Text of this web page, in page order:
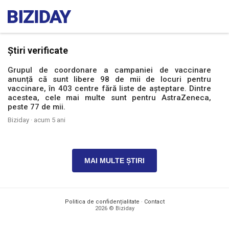
Știri verificate
Grupul de coordonare a campaniei de vaccinare
anunță că sunt libere 98 de mii de locuri pentru
vaccinare, în 403 centre fără liste de așteptare. Dintre
acestea, cele mai multe sunt pentru AstraZeneca,
peste 77 de mii.
Biziday · acum 5 ani
MAI MULTE ȘTIRI
Politica de confidențialitate · Contact
2026 © Biziday